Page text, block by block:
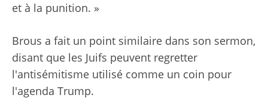
et à la punition. »
Brous a fait un point similaire dans son sermon,
disant que les Juifs peuvent regretter
l'antisémitisme utilisé comme un coin pour
l'agenda Trump.